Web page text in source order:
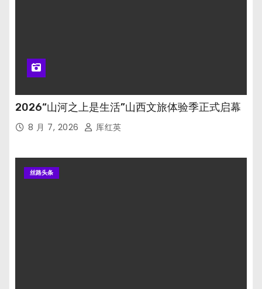
2026“山河之上是生活”山西文旅体验季正式启幕
8 月 7, 2026 厍红英
丝路头条